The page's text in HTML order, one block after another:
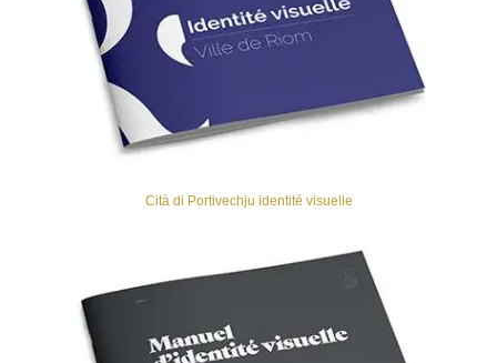
Cità di Portivechju identité visuelle